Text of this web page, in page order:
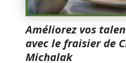
Améliorez vos
avec le fraisier de
Michalak